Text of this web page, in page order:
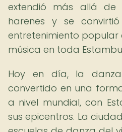
extendió más allá de
harenes y se
entretenimiento popular
música en toda
Hoy en día, la
convertido en una
a nivel mundial, con
sus epicentros. La